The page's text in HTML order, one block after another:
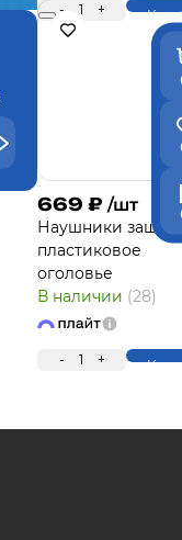
- 1 +
669 ₽ /шт
Наушники
пластиковое
оголовье
В наличии (28)
- 1 +